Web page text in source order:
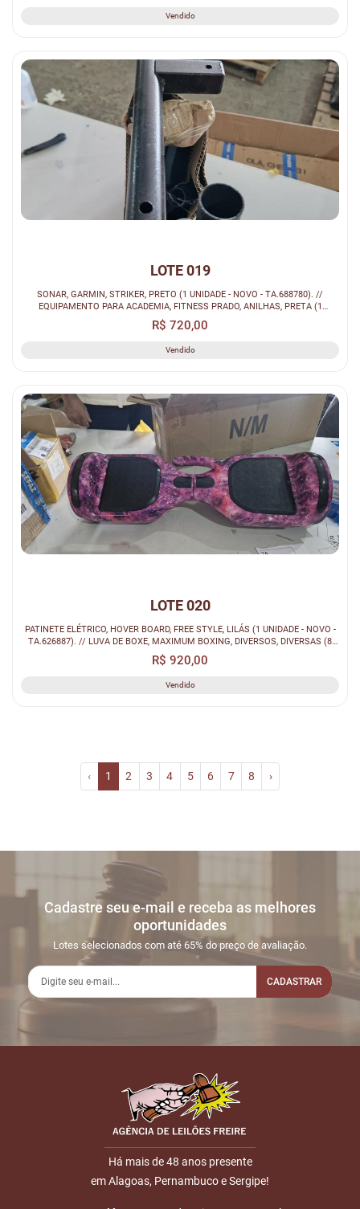
Vendido
LOTE 019
SONAR, GARMIN, STRIKER, PRETO (1 UNIDADE - NOVO - TA.688780). //
EQUIPAMENTO PARA ACADEMIA, FITNESS PRADO, ANILHAS, PRETA (1
UNIDADE - NOVO ...
R$ 720,00
Vendido
LOTE 020
PATINETE ELÉTRICO, HOVER BOARD, FREE STYLE, LILÁS (1 UNIDADE - NOVO -
TA.626887). // LUVA DE BOXE, MAXIMUM BOXING, DIVERSOS, DIVERSAS (8
UNI...
R$ 920,00
Vendido
‹ 1 2 3 4 5 6 7 8 ›
Cadastre seu e-mail e receba as melhores
oportunidades
Lotes selecionados com até 65% do preço de avaliação.
CADASTRAR
Há mais de 48 anos presente
em Alagoas, Pernambuco e Sergipe!